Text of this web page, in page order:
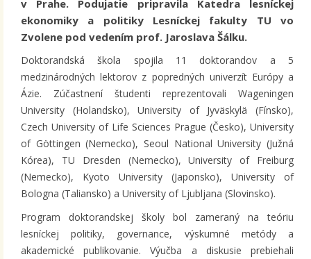
v Prahe. Podujatie pripravila Katedra lesníckej
ekonomiky a politiky Lesníckej fakulty TU vo
Zvolene pod vedením prof. Jaroslava Šálku.
Doktorandská škola spojila 11 doktorandov a 5
medzinárodných lektorov z popredných univerzít Európy a
Ázie. Zúčastnení študenti reprezentovali Wageningen
University (Holandsko), University of Jyväskylä (Fínsko),
Czech University of Life Sciences Prague (Česko), University
of Göttingen (Nemecko), Seoul National University (Južná
Kórea), TU Dresden (Nemecko), University of Freiburg
(Nemecko), Kyoto University (Japonsko), University of
Bologna (Taliansko) a University of Ljubljana (Slovinsko).
Program doktorandskej školy bol zameraný na teóriu
lesníckej politiky, governance, výskumné metódy a
akademické publikovanie. Výučba a diskusie prebiehali